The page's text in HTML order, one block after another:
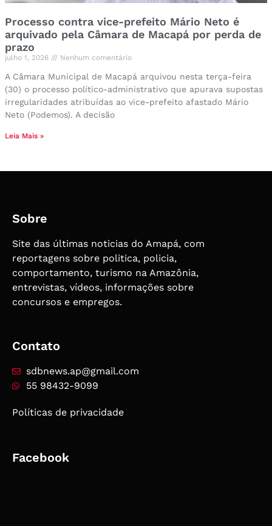
Processo contra vice-prefeito Mário Neto é
arquivado pela Câmara de Macapá por perda de
prazo
julho 1, 2026 Nenhum comentário
A Câmara Municipal de Macapá arquivou nesta terça-feira
(30) o processo político-administrativo que apurava supostas
irregularidades atribuídas ao vice-prefeito afastado Mário
Neto (Podemos). A decisão
Leia Mais »
Sobre
Site das últimas noticias do Amapá, com
reportagens sobre politica, policia,
comportamento, turismo na Amazônia,
entrevistas, vídeos, informações sobre
concursos e empregos.
Contato
sdbnews.ap@gmail.com
55 98432-9099
Políticas de privacidade
Facebook